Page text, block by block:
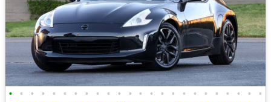
• • • • • • • • • • • • • • • • • • • • • • • •